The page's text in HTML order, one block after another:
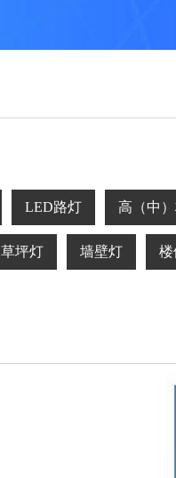
LED路灯 高（中
草坪灯 墙壁灯 楼